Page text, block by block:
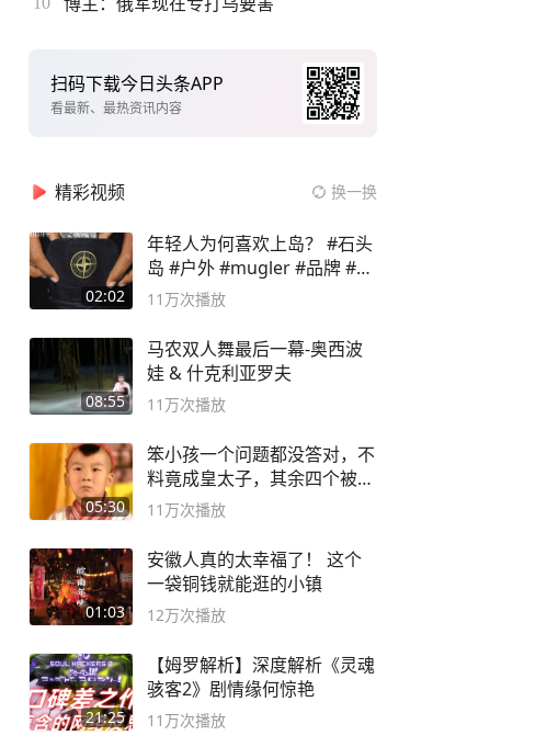
扫码下载今日头条APP
看最新、最热资讯内容
精彩视频 换一换
02:02
年轻人为何喜欢上岛？ #石头
岛 #户外 #mugler #品牌 #足
球流氓
11万次播放
08:55
马农双人舞最后一幕-奥西波
娃 & 什克利亚罗夫
11万次播放
05:30
笨小孩一个问题都没答对，不
料竟成皇太子，其余四个被处
死
11万次播放
01:03
安徽人真的太幸福了！ 这个
一袋铜钱就能逛的小镇
12万次播放
21:25
【姆罗解析】深度解析《灵魂
骇客2》剧情缘何惊艳
11万次播放